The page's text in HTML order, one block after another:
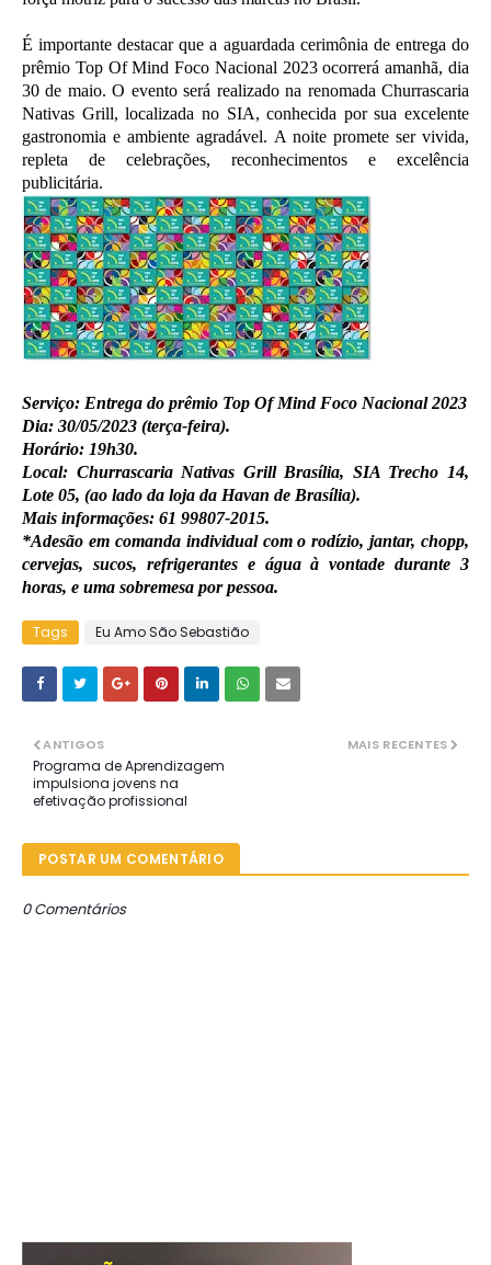
É importante destacar que a aguardada cerimônia de entrega do
prêmio Top Of Mind Foco Nacional 2023 ocorrerá amanhã, dia
30 de maio. O evento será realizado na renomada Churrascaria
Nativas Grill, localizada no SIA, conhecida por sua excelente
gastronomia e ambiente agradável. A noite promete ser vivida,
repleta de celebrações, reconhecimentos e excelência
publicitária.
Serviço: Entrega do prêmio Top Of Mind Foco Nacional 2023
Dia: 30/05/2023 (terça-feira).
Horário: 19h30.
Local: Churrascaria Nativas Grill Brasília, SIA Trecho 14,
Lote 05, (ao lado da loja da Havan de Brasília).
Mais informações: 61 99807-2015.
*Adesão em comanda individual com o rodízio, jantar, chopp,
cervejas, sucos, refrigerantes e água à vontade durante 3
horas, e uma sobremesa por pessoa.
Tags Eu Amo São Sebastião
MAIS RECENTES
ANTIGOS
Programa de Aprendizagem
impulsiona jovens na
efetivação profissional
POSTAR UM COMENTÁRIO
0 Comentários